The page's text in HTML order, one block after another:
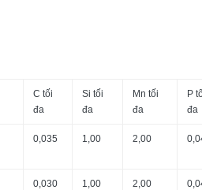
C tối
đa
Si tối
đa
Mn tối
đa
P
đa
0,035 1,00 2,00
0,030 1,00 2,00